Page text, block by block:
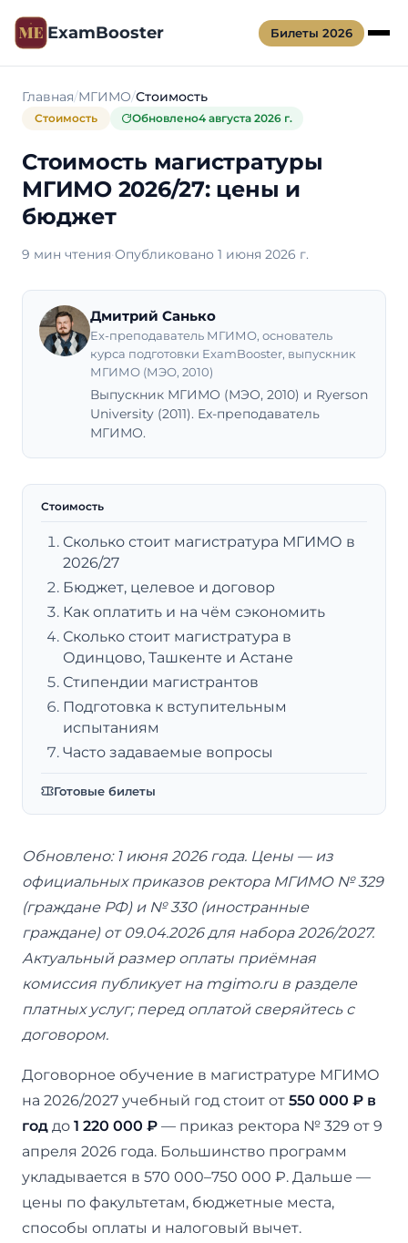
ExamBooster Билеты 2026
Главная МГИМО Стоимость
Стоимость Обновлено4 августа 2026 г.
Стоимость магистратуры
МГИМО 2026/27: цены и
бюджет
9 мин чтения·Опубликовано 1 июня 2026 г.
Дмитрий Санько
Ex-преподаватель МГИМО, основатель
курса подготовки ExamBooster, выпускник
МГИМО (МЭО, 2010)
Выпускник МГИМО (МЭО, 2010) и Ryerson
University (2011). Ex-преподаватель
МГИМО.
Стоимость
Сколько стоит магистратура МГИМО в
2026/27
Бюджет, целевое и договор
Как оплатить и на чём сэкономить
Сколько стоит магистратура в
Одинцово, Ташкенте и Астане
Стипендии магистрантов
Подготовка к вступительным
испытаниям
Часто задаваемые вопросы
Готовые билеты
Обновлено: 1 июня 2026 года. Цены — из
официальных приказов ректора МГИМО № 329
(граждане РФ) и № 330 (иностранные
граждане) от 09.04.2026 для набора 2026/2027.
Актуальный размер оплаты приёмная
комиссия публикует на mgimo.ru в разделе
платных услуг; перед оплатой сверяйтесь с
договором.
Договорное обучение в магистратуре МГИМО
на 2026/2027 учебный год стоит от 550 000 ₽ в
год до 1 220 000 ₽ — приказ ректора № 329 от 9
апреля 2026 года. Большинство программ
укладывается в 570 000–750 000 ₽. Дальше —
цены по факультетам, бюджетные места,
способы оплаты и налоговый вычет.